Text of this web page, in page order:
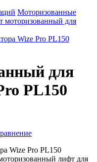
Моторизованные
моторизованный для
для
PL150
Wize Pro PL150
лифт для